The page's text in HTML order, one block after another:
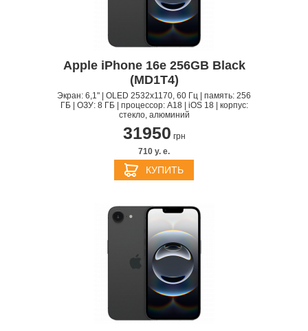
Apple iPhone 16e 256GB Black
(MD1T4)
Экран: 6,1" | OLED 2532x1170, 60 Гц | память: 256
ГБ | ОЗУ: 8 ГБ | процессор: A18 | iOS 18 | корпус:
стекло, алюминий
31950 грн
710 y. e.
КУПИТЬ